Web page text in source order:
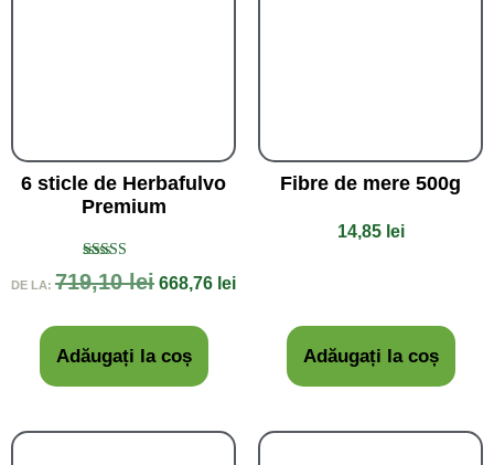
6 sticle de Herbafulvo
Premium
Evaluat la
5.00
DE LA: 719,10lei 668,76 lei
Adăugați la coș
Fibre de mere 500g
14,85 lei
Adăugați la coș